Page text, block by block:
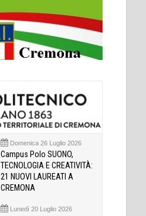
Domenica 26 Luglio 2026
Campus Polo SUONO,
TECNOLOGIA E CREATIVITÀ:
21 NUOVI LAUREATI A
CREMONA
Lunedì 20 Luglio 2026